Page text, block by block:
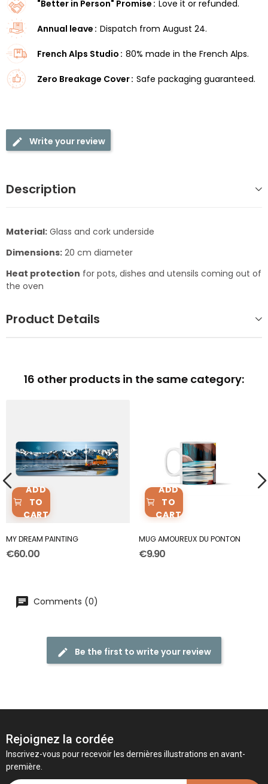
"Better in Person" Promise Love it or refunded.
Annual leave Dispatch from August 24.
French Alps Studio 80% made in the French Alps.
Zero Breakage Cover Safe packaging guaranteed.
Write your review
Description
Material: Glass and cork underside
Dimensions: 20 cm diameter
Heat protection for pots, dishes and utensils coming out of
the oven
Product Details
16 other products in the same category:
ADD
TO
CART
MY DREAM PAINTING
€60.00
ADD
TO
CART
MUG AMOUREUX DU PONTON
€9.90
Comments (0)
Be the first to write your review
Rejoignez la cordée
Inscrivez-vous pour recevoir les dernières illustrations en avant-
première.